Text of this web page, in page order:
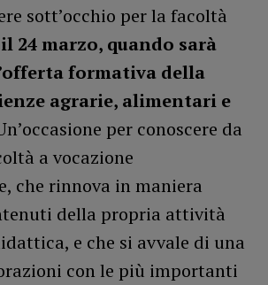
sott’occhio per la facoltà
il 24 marzo, quando sarà
formativa della
agrarie, alimentari e
per conoscere da
a vocazione
che rinnova in maniera
della propria attività
e che si avvale di una
con le più importanti